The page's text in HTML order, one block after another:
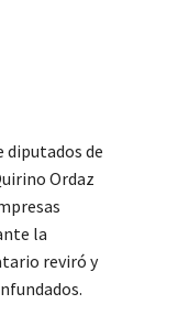
diputados de
Ordaz
la
reviró y